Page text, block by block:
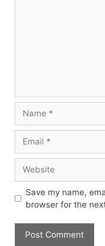
Save my name,
browser for the